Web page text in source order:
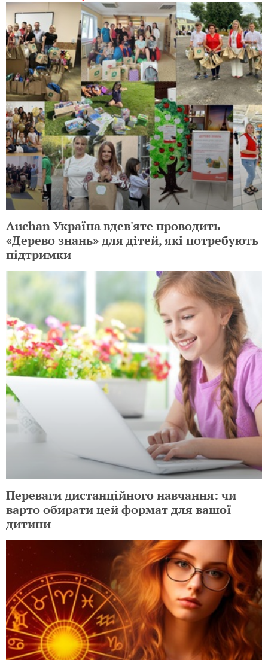
Auchan Україна вдев'яте проводить
«Дерево знань» для дітей, які потребують
підтримки
Переваги дистанційного навчання: чи
варто обирати цей формат для вашої
дитини